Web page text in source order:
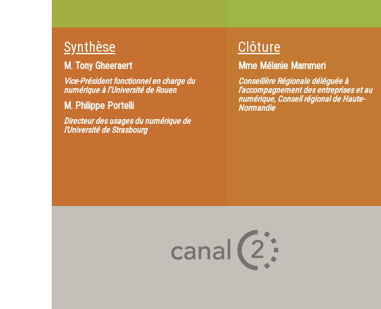
Synthèse
M. Tony Gheeraert
Vice-Président fonctionnel en charge du
numérique à l’Université de Rouen
M. Philippe Portelli
Directeur des usages du numérique de
l'Université de Strasbourg
Clôture
Mme Mélanie Mammeri
Conseillère Régionale déléguée à
l'accompagnement des entreprises et au
numérique, Conseil régional de Haute-
Normandie